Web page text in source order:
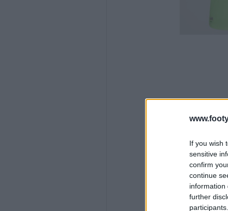
If you wish
sensitive
confirm
continue
information
further